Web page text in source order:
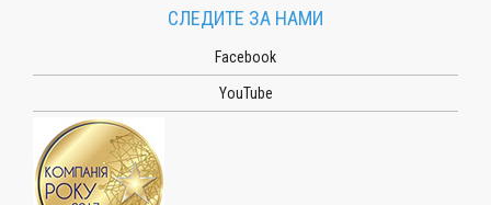
СЛЕДИТЕ ЗА НАМИ
Facebook
YouTube